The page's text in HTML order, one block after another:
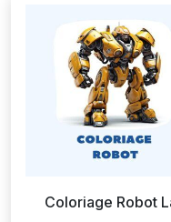
Coloriage Robot